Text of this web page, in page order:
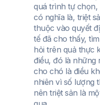
quá trình tự
có nghĩa là, triệt
thuộc vào quyết
tế đã cho thấy,
hỏi trên quả thực
điều, đó là những
cho chó là điều
nhiên vì số lượng
nên triệt sản là